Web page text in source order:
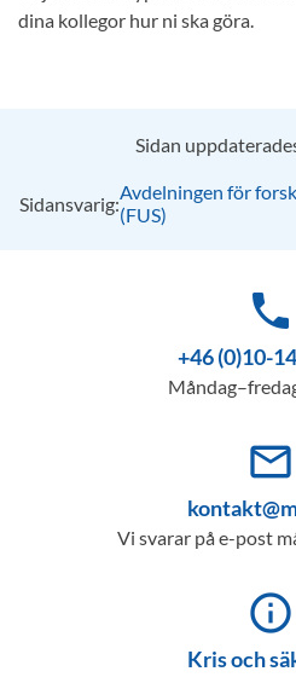
dina kollegor hur ni ska göra.
Sidan
Sidansvarig:Avdelningen för
(FUS)
phone
+46 (0)10-
mail_outline
Vi svarar på e-post
info_outline
Kris och